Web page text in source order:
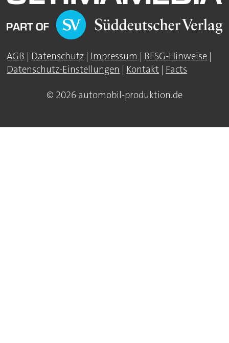
AGB | Datenschutz | Impressum | BFSG-Hinweise |
Datenschutz-Einstellungen | Kontakt | Facts
© 2026 automobil-produktion.de